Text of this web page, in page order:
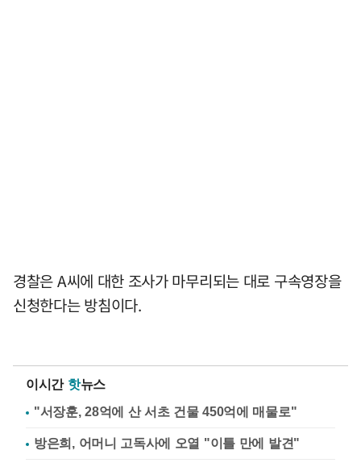
경찰은 A씨에 대한 조사가 마무리되는 대로 구속영장을
신청한다는 방침이다.
이시간 핫뉴스
"서장훈, 28억에 산 서초 건물 450억에 매물로"
방은희, 어머니 고독사에 오열 "이틀 만에 발견"